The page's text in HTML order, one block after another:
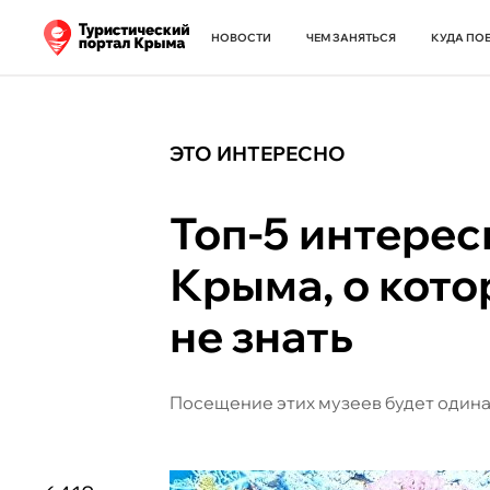
НОВОСТИ ЧЕМ ЗАНЯТЬСЯ КУДА
ЭТО ИНТЕРЕСНО
Топ-5
Крыма, о
не знать
Посещение этих музеев будет